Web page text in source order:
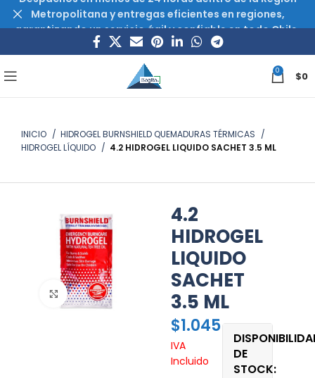
0 $0
INICIO
HIDROGEL BURNSHIELD QUEMADURAS TÉRMICAS
HIDROGEL LÍQUIDO
4.2 HIDROGEL LIQUIDO SACHET 3.5 ML
Haz clic para ampliar
4.2
HIDROGEL
LIQUIDO
SACHET
3.5 ML
$1.045
IVA
Incluido
DE
STOCK:
Metropolitana y entregas eficientes en regiones,
garantizando un servicio ágil y confiable en todo Chile.